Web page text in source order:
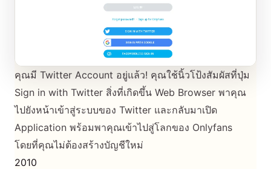
คุณมี Twitter Account อยู่แล้ว! คุณใช้นิ้วโป้งสัมผัสที่ปุ่ม
Sign in with Twitter สิ่งที่เกิดขึ้น Web Browser พาคุณ
ไปยังหน้าเข้าสู่ระบบของ Twitter และกลับมาเปิด
Application พร้อมพาคุณเข้าไปสู่โลกของ Onlyfans
โดยที่คุณไม่ต้องสร้างบัญชีใหม่
2010